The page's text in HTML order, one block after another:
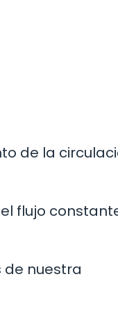
de la
flujo
de nuestra